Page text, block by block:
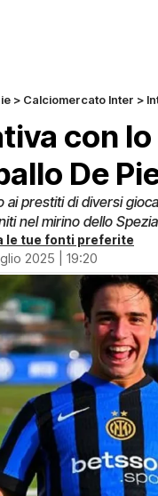
> Calciomercato Inter >
con lo
De
prestiti di diversi
nel mirino dello Spezia
le tue fonti preferite
2025 | 19:20